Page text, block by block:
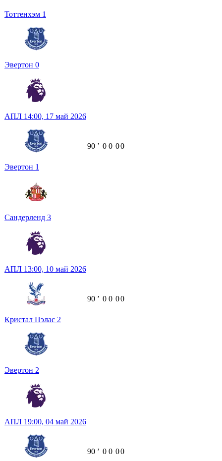
Тоттенхэм 1
Эвертон 0
АПЛ 14:00, 17 май 2026
Эвертон 1
Сандерленд 3
90 ʼ 0 0 00
АПЛ 13:00, 10 май 2026
Кристал Пэлас 2
Эвертон 2
90 ʼ 0 0 00
АПЛ 19:00, 04 май 2026
90 ʼ 0 0 00